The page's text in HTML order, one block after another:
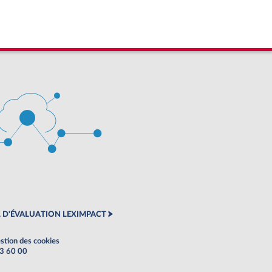
D'ÉVALUATION LEXIMPACT
des cookies
60 00